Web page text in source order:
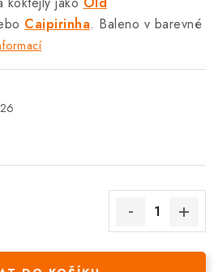
Caipirinha. Baleno v barevné